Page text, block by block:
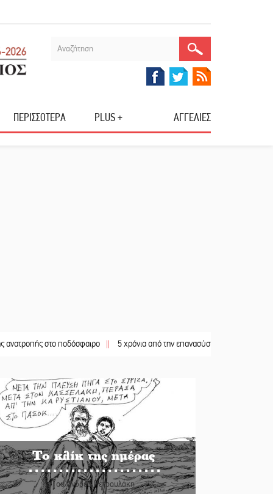
ΠΕΡΙΣΣΟΤΕΡΑ PLUS + ΑΓΓΕΛΙΕΣ
στο ποδόσφαιρο || 5 χρόνια από την επανασύσταση της ΙΜ Παναγίας
Το κλίκ της ημέρας
Του Ανδρέα Πετρουλάκη